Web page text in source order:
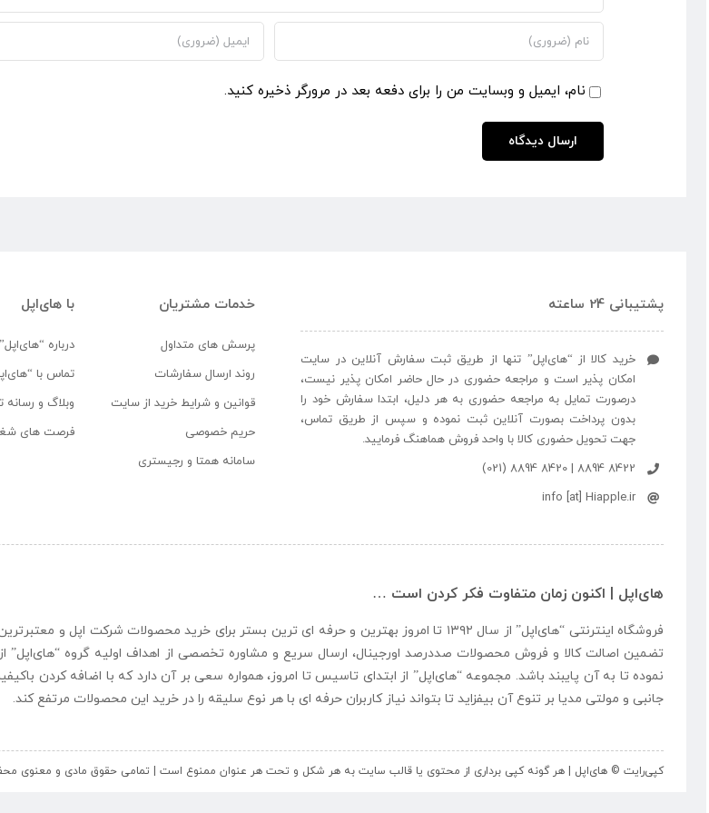
نام، ایمیل و وبسایت من را برای دفعه بعد در مرورگر ذخیره کنید.
پشتیبانی 24 ساعته
خرید کالا از “های‌اپل” تنها از طریق ثبت سفارش آنلاین در سایت
امکان پذیر است و مراجعه حضوری در حال حاضر امکان پذیر نیست،
درصورت تمایل به مراجعه حضوری به هر دلیل، ابتدا سفارش خود را
بدون پرداخت بصورت آنلاین ثبت نموده و سپس از طریق تماس،
جهت تحویل حضوری کالا با واحد فروش هماهنگ فرمایید.
8422 8894 | 8420 8894 (021)
info [at] Hiapple.ir
خدمات مشتریان
پرسش های متداول
روند ارسال سفارشات
قوانین و شرایط خرید از سایت
حریم خصوصی
سامانه همتا و رجیستری
با های‌اپل
درباره “های‌اپل”
تماس با
وبلاگ و رسانه
فرصت های
های‌اپل | اکنون زمان متفاوت فکر کردن است …
فروشگاه اینترنتی “های‌اپل
” از سال ۱۳۹۲ تا امروز بهترین و حرفه ای ترین بستر برای خرید محصولات شرکت اپل و
تضمین اصالت کالا و فروش محصولات صددرصد اورجینال، ارسال سریع و مشاوره تخصصی از اهداف اولیه گروه “های‌اپل”
نموده تا به آن پایبند باشد. مجموعه “های‌اپل” از ابتدای تاسیس تا امروز، همواره سعی بر آن دارد که با اضافه کردن
جانبی و مولتی مدیا بر تنوع آن بیفزاید تا بتواند نیاز کاربران حرفه ای با هر نوع سلیقه را در خرید این محصولات مرتفع کند.
کپی‌رایت © های‌اپل | هر گونه کپی برداری از محتوی یا قالب سایت به هر شکل و تحت هر عنوان ممنوع است | تمامی حقوق مادی و معنوی